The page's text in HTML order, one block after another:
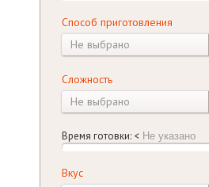
Способ приготовления
Не выбрано
Сложность
Не выбрано
Время готовки: <
Вкус